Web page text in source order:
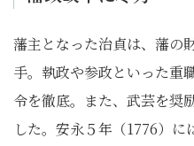
藩主となった治貞は、藩の
手。執政や参政といった重
令を徹底。また、武芸を奨
した。安永５年（1776）